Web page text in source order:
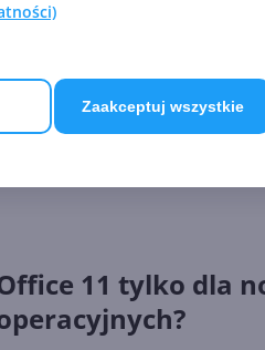
Zaakceptuj wszystkie
XDocs zagrożeniem
Autor nieznany
XDocs zagrożeniem dla PDF?
11 tylko dla